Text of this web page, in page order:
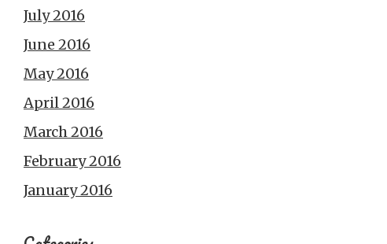
July 2016
June 2016
May 2016
April 2016
March 2016
February 2016
January 2016